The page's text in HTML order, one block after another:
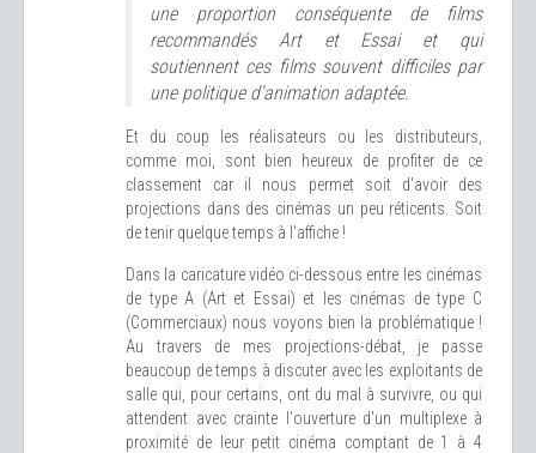
une proportion conséquente de films
recommandés Art et Essai et qui
soutiennent ces films souvent difficiles par
une politique d'animation adaptée.
Et du coup les réalisateurs ou les distributeurs,
comme moi, sont bien heureux de profiter de ce
classement car il nous permet soit d'avoir des
projections dans des cinémas un peu réticents. Soit
de tenir quelque temps à l'affiche !
Dans la caricature vidéo ci-dessous entre les cinémas
de type A (Art et Essai) et les cinémas de type C
(Commerciaux) nous voyons bien la problématique !
Au travers de mes projections-débat, je passe
beaucoup de temps à discuter avec les exploitants de
salle qui, pour certains, ont du mal à survivre, ou qui
attendent avec crainte l'ouverture d'un multiplexe à
proximité de leur petit cinéma comptant de 1 à 4